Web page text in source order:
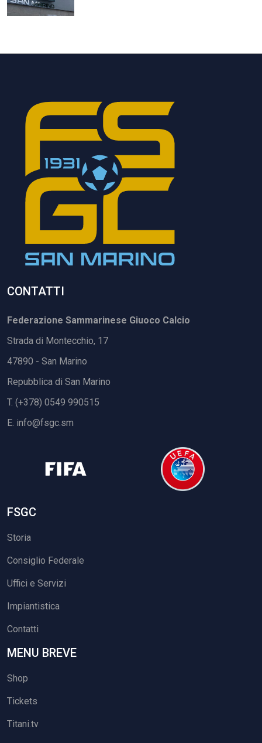
CONTATTI
Federazione Sammarinese Giuoco Calcio
Strada di Montecchio, 17
47890 - San Marino
Repubblica di San Marino
T. (+378) 0549 990515
E. info@fsgc.sm
FSGC
Storia
Consiglio Federale
Uffici e Servizi
Impiantistica
Contatti
MENU BREVE
Shop
Tickets
Titani.tv